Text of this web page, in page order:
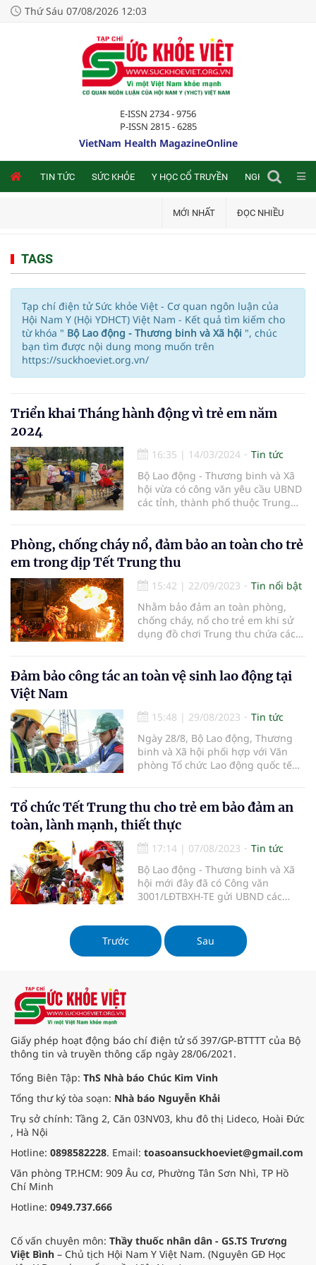
Thứ Sáu 07/08/2026 12:03
E-ISSN 2734 - 9756
P-ISSN 2815 - 6285
VietNam Health MagazineOnline
TIN TỨC SỨC KHỎE Y HỌC CỔ TRUYỀN NGHIÊN CỨU
MỚI NHẤT ĐỌC NHIỀU
TAGS
Tạp chí điện tử Sức khỏe Việt - Cơ quan ngôn luận của
Hội Nam Y (Hội YDHCT) Việt Nam - Kết quả tìm kiếm cho
từ khóa " Bộ Lao động - Thương binh và Xã hội ", chúc
bạn tìm được nội dung mong muốn trên
https://suckhoeviet.org.vn/
Triển khai Tháng hành động vì trẻ em năm
2024
16:35 | 14/03/2024
Tin tức
Bộ Lao động - Thương binh và Xã
hội vừa có công văn yêu cầu UBND
các tỉnh, thành phố thuộc Trung
Phòng, chống cháy nổ, đảm bảo an toàn cho trẻ
em trong dịp Tết Trung thu
15:42 | 22/09/2023
Tin nổi bật
Nhằm bảo đảm an toàn phòng,
chống cháy, nổ cho trẻ em khi sử
dụng đồ chơi Trung thu chứa các
Lao động, Thương binh và Xã hội
đã ban hành công văn số 645/TE-
Đảm bảo công tác an toàn vệ sinh lao động tại
Việt Nam
15:48 | 29/08/2023
Tin tức
Ngày 28/8, Bộ Lao động, Thương
binh và Xã hội phối hợp với Văn
phòng Tổ chức Lao động quốc tế
tác an toàn vệ sinh lao động tại
Việt Nam".
Tổ chức Tết Trung thu cho trẻ em bảo đảm an
toàn, lành mạnh, thiết thực
17:14 | 07/08/2023
Tin tức
Bộ Lao động - Thương binh và Xã
hội mới đây đã có Công văn
3001/LĐTBXH-TE gửi UBND các
ương về việc tổ chức Tết Trung thu
năm 2023.
Trước Sau
Giấy phép hoạt động báo chí điện tử số 397/GP-BTTTT của Bộ
thông tin và truyền thông cấp ngày 28/06/2021.
Tổng Biên Tập: ThS Nhà báo Chúc Kim Vinh
Tổng thư ký tòa soạn: Nhà báo Nguyễn Khải
Trụ sở chính: Tầng 2, Căn 03NV03, khu đô thị Lideco, Hoài Đức
, Hà Nội
Hotline: 0898582228. Email: toasoansuckhoeviet@gmail.com
Văn phòng TP.HCM: 909 Âu cơ, Phường Tân Sơn Nhì, TP Hồ
Chí Minh
Hotline: 0949.737.666
Cố vấn chuyên môn: Thầy thuốc nhân dân - GS.TS Trương
Việt Bình – Chủ tịch Hội Nam Y Việt Nam. (Nguyên GĐ Học